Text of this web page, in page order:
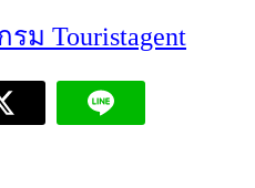
ม Touristagent